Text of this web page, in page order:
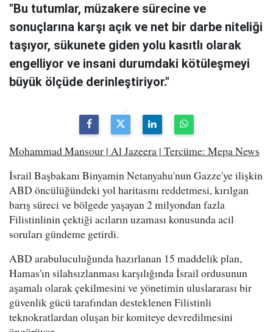
"Bu tutumlar, müzakere sürecine ve
sonuçlarına karşı açık ve net bir darbe niteliği
taşıyor, sükunete giden yolu kasıtlı olarak
engelliyor ve insani durumdaki kötüleşmeyi
büyük ölçüde derinleştiriyor."
Mohammad Mansour | Al Jazeera | Tercüme: Mepa News
İsrail Başbakanı Binyamin Netanyahu'nun Gazze'ye ilişkin
ABD öncülüğündeki yol haritasını reddetmesi, kırılgan
barış süreci ve bölgede yaşayan 2 milyondan fazla
Filistinlinin çektiği acıların uzaması konusunda acil
soruları gündeme getirdi.
ABD arabuluculuğunda hazırlanan 15 maddelik plan,
Hamas'ın silahsızlanması karşılığında İsrail ordusunun
aşamalı olarak çekilmesini ve yönetimin uluslararası bir
güvenlik gücü tarafından desteklenen Filistinli
teknokratlardan oluşan bir komiteye devredilmesini